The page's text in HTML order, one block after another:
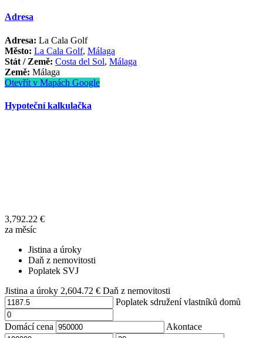
Adresa
Adresa: La Cala Golf
Město: La Cala Golf,Málaga
Stát / Země: Costa del Sol,Málaga
Země: Málaga
Otevřít v Mapách Google
Hypoteční kalkulačka
3,792.22 €
za měsíc
Jistina a úroky
Daň z nemovitosti
Poplatek SVJ
Jistina a úroky 2,604.72 €Daň z nemovitosti
Poplatek sdružení vlastníků domů
Domácí cena Akontace